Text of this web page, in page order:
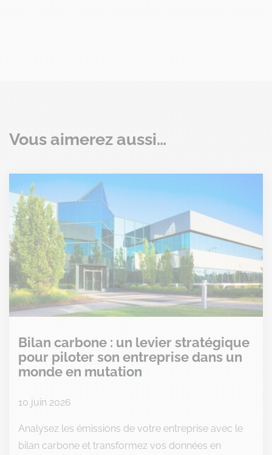
Vous aimerez aussi…
Bilan carbone : un levier stratégique
pour piloter son entreprise dans un
monde en mutation
10 juin 2026
Analysez les émissions de votre entreprise avec le
bilan carbone et transformez vos données en